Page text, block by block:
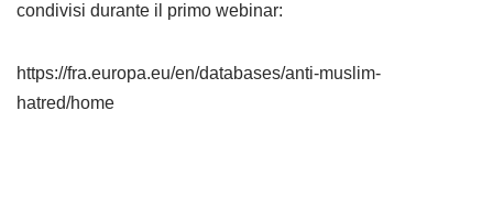
condivisi durante il primo webinar:
https://fra.europa.eu/en/databases/anti-muslim-
hatred/home